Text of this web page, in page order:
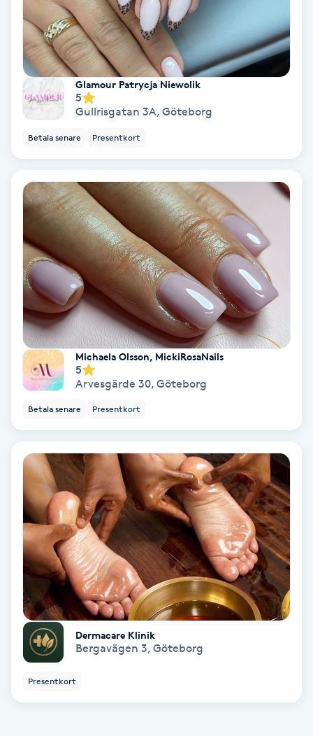
Hårförlängning
Hårvård
Hälsa
Idrottsmassage
IPL
IPL hårborttagning
IR-massage
Japansk massage
K18
Katun fransar
Kemisk peeling
Keratinbehandling
Kinesiologi
Kinesisk medicin
Kiropraktik
Klangmassage
Glamour Patrycja Niewolik
5
Gullrisgatan 3A, Göteborg
Betala senare Presentkort
Michaela Olsson, MickiRosaNails
5
Arvesgärde 30, Göteborg
Betala senare Presentkort
Dermacare Klinik
Bergavägen 3, Göteborg
Presentkort